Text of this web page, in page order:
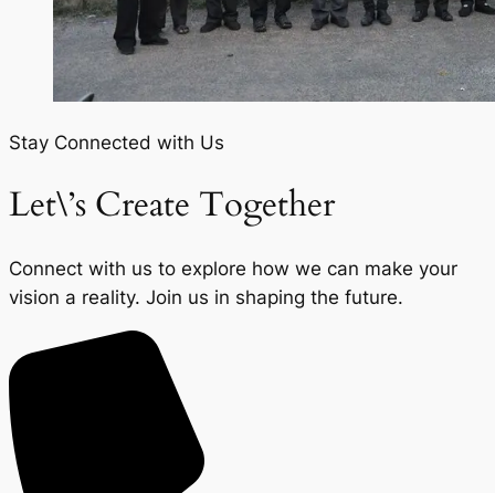
Stay Connected with Us
Let\’s Create Together
Connect with us to explore how we can make your
vision a reality. Join us in shaping the future.